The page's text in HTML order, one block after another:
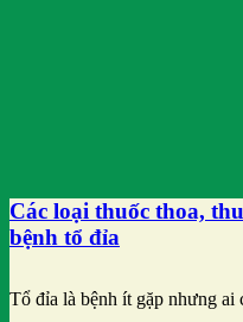
Các loại thuốc thoa,
bệnh tổ đỉa
Tổ đỉa là bệnh ít gặp nhưng ai